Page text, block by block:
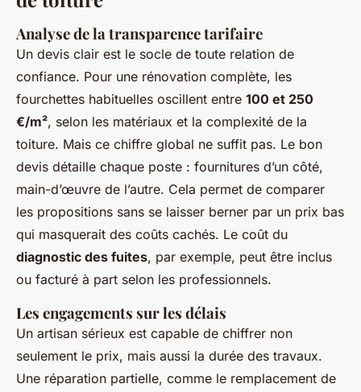
Analyse de la transparence tarifaire
Un devis clair est le socle de toute relation de
confiance. Pour une rénovation complète, les
fourchettes habituelles oscillent entre 100 et 250
€/m², selon les matériaux et la complexité de la
toiture. Mais ce chiffre global ne suffit pas. Le bon
devis détaille chaque poste : fournitures d’un côté,
main-d’œuvre de l’autre. Cela permet de comparer
les propositions sans se laisser berner par un prix bas
qui masquerait des coûts cachés. Le coût du
diagnostic des fuites, par exemple, peut être inclus
ou facturé à part selon les professionnels.
Les engagements sur les délais
Un artisan sérieux est capable de chiffrer non
seulement le prix, mais aussi la durée des travaux.
Une réparation partielle, comme le remplacement de